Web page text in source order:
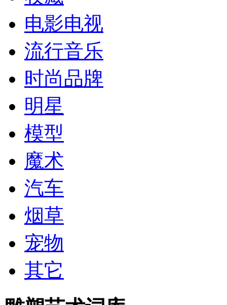
电影电视
流行音乐
时尚品牌
明星
模型
魔术
汽车
烟草
宠物
其它